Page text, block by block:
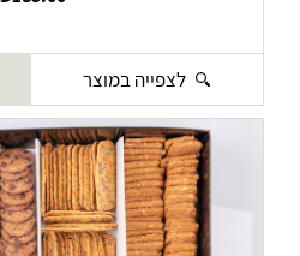
לצפייה במוצר